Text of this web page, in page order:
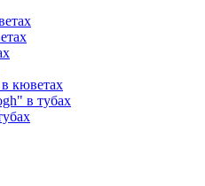
кюветах
в тубах